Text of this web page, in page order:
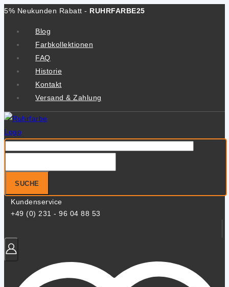
Zum
5% Neukunden Rabatt - RUHRFARBE25
Blog
Farbkollektionen
FAQ
Historie
Kontakt
Versand & Zahlung
nach:
SUCHE
Kundenservice
+49 (0) 231 - 96 04 88 53